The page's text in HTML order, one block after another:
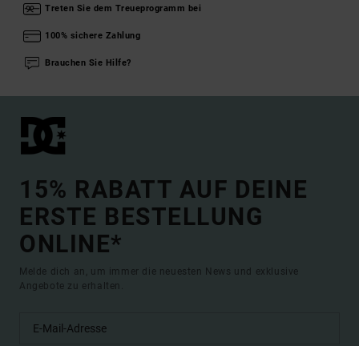
Treten Sie dem Treueprogramm bei
100% sichere Zahlung
Brauchen Sie Hilfe?
15% RABATT AUF DEINE
ERSTE BESTELLUNG
ONLINE*
Melde dich an, um immer die neuesten News und exklusive
Angebote zu erhalten.